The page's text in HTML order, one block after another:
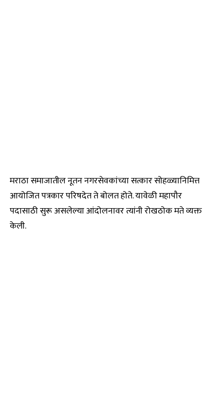
मराठा समाजातील नूतन नगरसेवकांच्या सत्कार सोहळ्यानिमित्त
आयोजित पत्रकार परिषदेत ते बोलत होते. यावेळी महापौर
पदासाठी सुरू असलेल्या आंदोलनावर त्यांनी रोखठोक मते व्यक्त
केली.